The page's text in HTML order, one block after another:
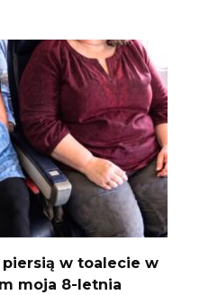
piersią w toalecie w
moja 8-letnia